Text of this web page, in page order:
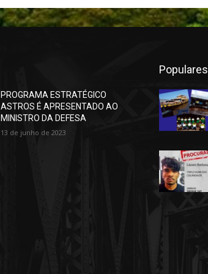
PROGRAMA ESTRATÉGICO
ASTROS É APRESENTADO AO
MINISTRO DA DEFESA
13 de junho de 2023
Populares